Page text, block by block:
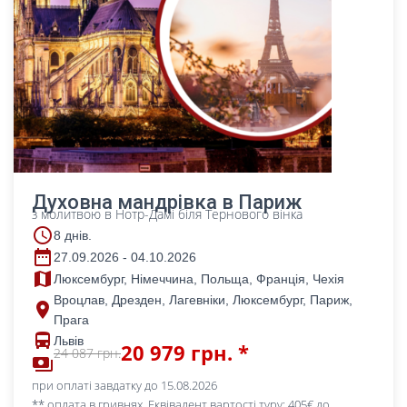
Духовна мандрівка в Париж
з молитвою в Нотр-Дамі біля Тернового вінка
access_time8 днів.
date_range 27.09.2026 - 04.10.2026
map Люксембург, Німеччина, Польща, Франція, Чехія
place Вроцлав, Дрезден, Лагевніки, Люксембург, Париж,
Прага
directions_bus Львів
payments
24 087 грн.20 979 грн. *
при оплаті завдатку до 15.08.2026